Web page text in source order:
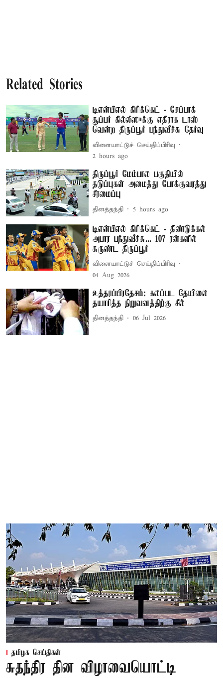
Related Stories
டிஎன்பிஎல் கிரிக்கெட் - சேப்பாக்
சூப்பர் கில்லீஸுக்கு எதிராக டாஸ்
வென்ற திருப்பூர் பந்துவீச்சு தேர்வு
விளையாட்டுச் செய்திப்பிரிவு
2 hours ago
திருப்பூர் மேம்பால பகுதியில்
தடுப்புகள் அமைத்து போக்குவரத்து
சீரமைப்பு
தினத்தந்தி 5 hours ago
டிஎன்பிஎல் கிரிக்கெட் - திண்டுக்கல்
அபார பந்துவீச்சு... 107 ரன்களில்
சுருண்ட திருப்பூர்
விளையாட்டுச் செய்திப்பிரிவு
04 Aug 2026
உத்தரப்பிரதேசம்: கலப்பட தேயிலை
தயாரித்த நிறுவனத்திற்கு சீல்
தினத்தந்தி 06 Jul 2026
தமிழக செய்திகள்
சுதந்திர தின விழாவையொட்டி